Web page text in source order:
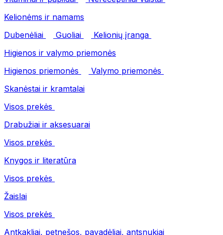
Kelionėms ir namams
Dubenėliai
Guoliai
Kelionių įranga
Higienos ir valymo priemonės
Higienos priemonės
Valymo priemonės
Skanėstai ir kramtalai
Visos prekės
Drabužiai ir aksesuarai
Visos prekės
Knygos ir literatūra
Visos prekės
Žaislai
Visos prekės
Antkakliai, petnešos, pavadėliai, antsnukiai